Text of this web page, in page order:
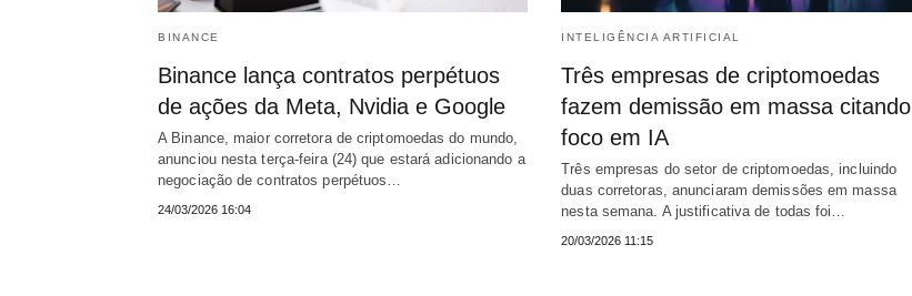
BINANCE
Binance lança contratos perpétuos
de ações da Meta, Nvidia e Google
A Binance, maior corretora de criptomoedas do mundo,
anunciou nesta terça-feira (24) que estará adicionando a
negociação de contratos perpétuos…
24/03/2026 16:04
INTELIGÊNCIA ARTIFICIAL
Três empresas de criptomoedas
fazem demissão em massa citando
foco em IA
Três empresas do setor de criptomoedas, incluindo
duas corretoras, anunciaram demissões em massa
nesta semana. A justificativa de todas foi…
20/03/2026 11:15